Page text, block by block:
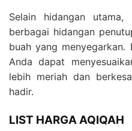
Selain hidangan
berbagai hidangan
buah yang menyegarkan.
Anda dapat
lebih meriah dan
hadir.
LIST HARGA AQIQAH